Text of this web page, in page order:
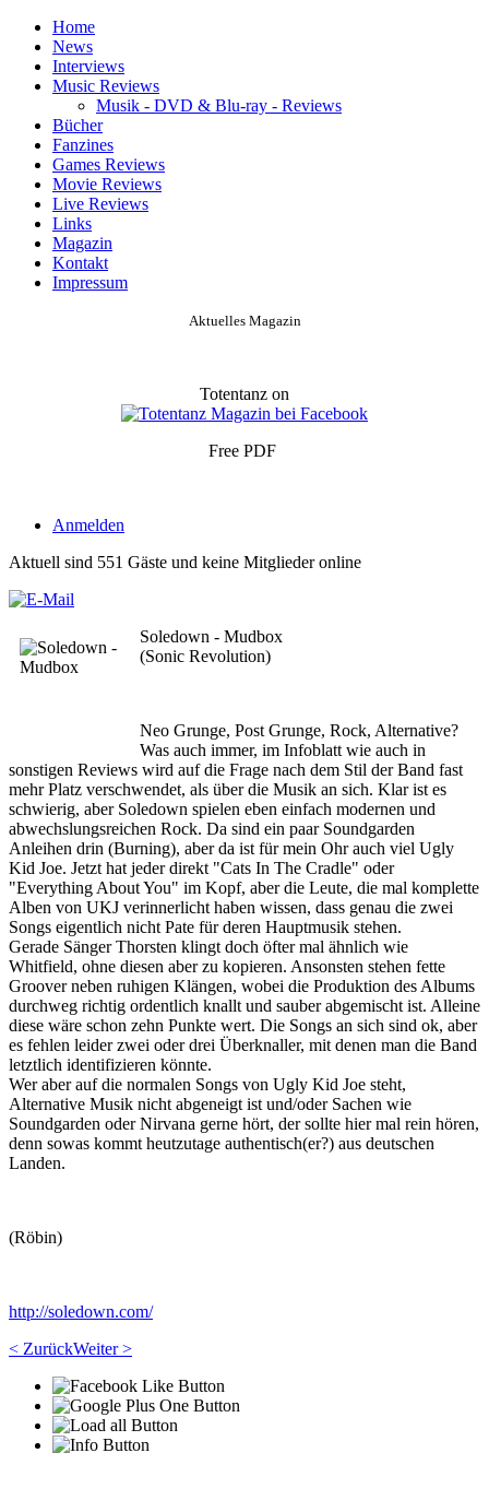
Home
News
Interviews
Music Reviews
Musik - DVD & Blu-ray - Reviews
Bücher
Fanzines
Games Reviews
Movie Reviews
Live Reviews
Links
Magazin
Kontakt
Impressum
Aktuelles Magazin
Totentanz on
Free PDF
Anmelden
Aktuell sind 551 Gäste und keine Mitglieder online
Soledown - Mudbox
(Sonic Revolution)
Neo Grunge, Post Grunge, Rock, Alternative?
Was auch immer, im Infoblatt wie auch in
sonstigen Reviews wird auf die Frage nach dem Stil der Band fast
mehr Platz verschwendet, als über die Musik an sich. Klar ist es
schwierig, aber Soledown spielen eben einfach modernen und
abwechslungsreichen Rock. Da sind ein paar Soundgarden
Anleihen drin (Burning), aber da ist für mein Ohr auch viel Ugly
Kid Joe. Jetzt hat jeder direkt "Cats In The Cradle" oder
"Everything About You" im Kopf, aber die Leute, die mal komplette
Alben von UKJ verinnerlicht haben wissen, dass genau die zwei
Songs eigentlich nicht Pate für deren Hauptmusik stehen.
Gerade Sänger Thorsten klingt doch öfter mal ähnlich wie
Whitfield, ohne diesen aber zu kopieren. Ansonsten stehen fette
Groover neben ruhigen Klängen, wobei die Produktion des Albums
durchweg richtig ordentlich knallt und sauber abgemischt ist. Alleine
diese wäre schon zehn Punkte wert. Die Songs an sich sind ok, aber
es fehlen leider zwei oder drei Überknaller, mit denen man die Band
letztlich identifizieren könnte.
Wer aber auf die normalen Songs von Ugly Kid Joe steht,
Alternative Musik nicht abgeneigt ist und/oder Sachen wie
Soundgarden oder Nirvana gerne hört, der sollte hier mal rein hören,
denn sowas kommt heutzutage authentisch(er?) aus deutschen
Landen.
(Röbin)
http://soledown.com/
< ZurückWeiter >